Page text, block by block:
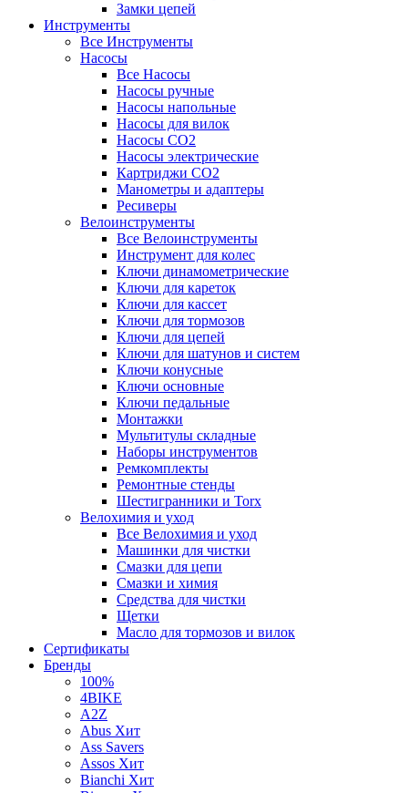
Замки цепей
Инструменты
Все Инструменты
Насосы
Все Насосы
Насосы ручные
Насосы напольные
Насосы для вилок
Насосы CO2
Насосы электрические
Картриджи CO2
Манометры и адаптеры
Ресиверы
Велоинструменты
Все Велоинструменты
Инструмент для колес
Ключи динамометрические
Ключи для кареток
Ключи для кассет
Ключи для тормозов
Ключи для цепей
Ключи для шатунов и систем
Ключи конусные
Ключи основные
Ключи педальные
Монтажки
Мультитулы складные
Наборы инструментов
Ремкомплекты
Ремонтные стенды
Шестигранники и Torx
Велохимия и уход
Все Велохимия и уход
Машинки для чистки
Смазки для цепи
Смазки и химия
Средства для чистки
Щетки
Масло для тормозов и вилок
Сертификаты
Бренды
100%
4BIKE
A2Z
Abus Хит
Ass Savers
Assos Хит
Bianchi Хит